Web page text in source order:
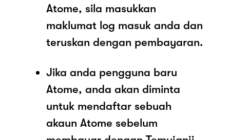
Atome, sila masukkan
maklumat log masuk anda dan
teruskan dengan pembayaran.
Jika anda pengguna baru
Atome, anda akan diminta
untuk mendaftar sebuah
akaun Atome sebelum